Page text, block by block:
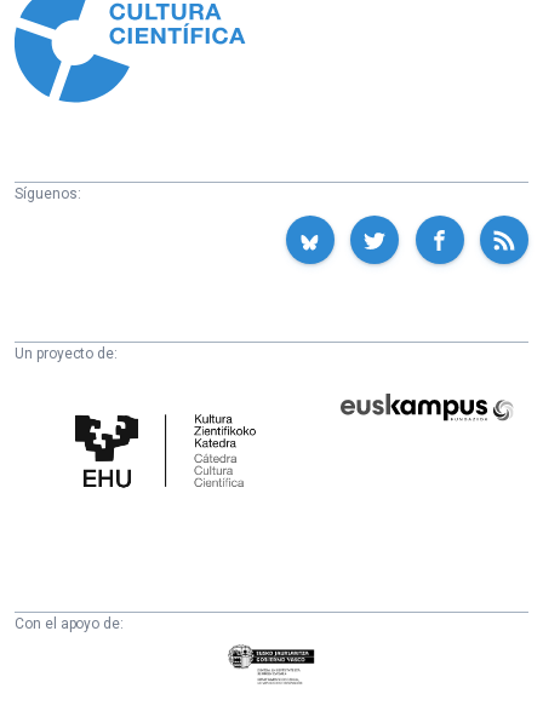
Síguenos:
Un proyecto de:
Cultura
Científica
Fundazioa
Con el apoyo de:
Eusko
Jaurlaritza